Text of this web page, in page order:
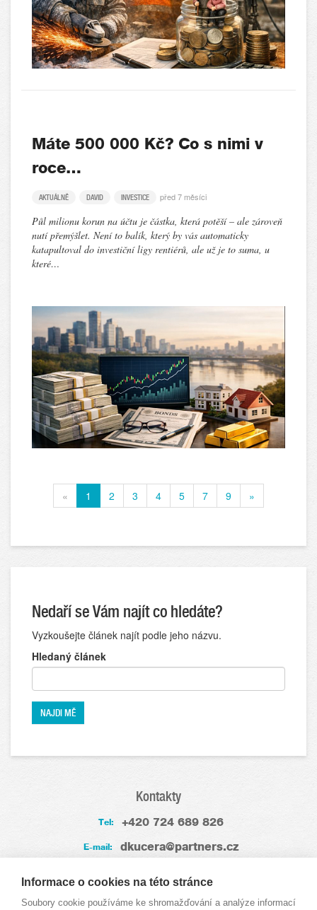
Máte 500 000 Kč? Co s nimi v
roce…
AKTUÁLNĚ DAVID INVESTICE před 7 měsíci
Půl milionu korun na účtu je částka, která potěší – ale zároveň
nutí přemýšlet. Není to balík, který by vás automaticky
katapultoval do investiční ligy rentiérů, ale už je to suma, u
které…
« 1 2 3 4 5 7 9 »
Nedaří se Vám najít co hledáte?
Vyzkoušejte článek najít podle jeho názvu.
Hledaný článek
Kontakty
Tel: +420 724 689 826
E-mail: dkucera@partners.cz
Zkušenosti
Informace o cookies na této stránce
Soubory cookie používáme ke shromažďování a analýze informací